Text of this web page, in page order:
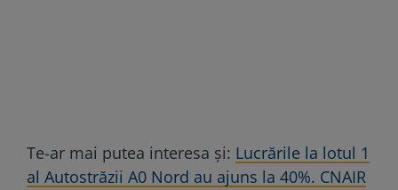
Te-ar mai putea interesa și: Lucrările la lotul 1
al Autostrăzii A0 Nord au ajuns la 40%. CNAIR